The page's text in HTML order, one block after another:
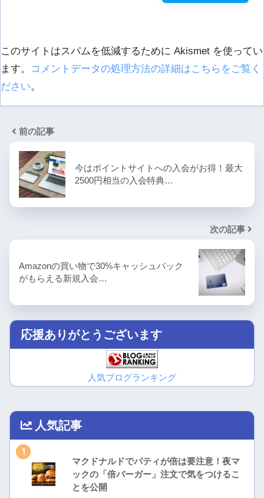
このサイトはスパムを低減するために Akismet を使ってい
ます。
コメントデータの処理方法の詳細はこちらをご覧く
ださい。
前の記事
今はポイントサイトへの入会がお得！最大
2500円相当の入会特典…
次の記事
Amazonの買い物で30%キャッシュバック
がもらえる新規入会…
応援ありがとうございます
人気ブログランキング
人気記事
1
マクドナルドでパティが倍は要注意！夜マ
ックの「倍バーガー」注文で気をつけるこ
とを公開